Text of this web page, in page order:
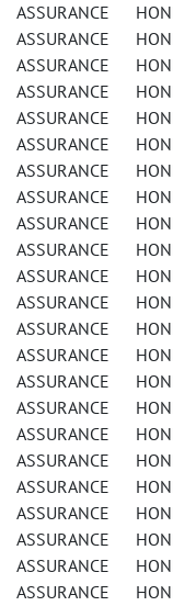
ASSURANCE
ASSURANCE
ASSURANCE
ASSURANCE
ASSURANCE
ASSURANCE
ASSURANCE
ASSURANCE
ASSURANCE
ASSURANCE
ASSURANCE
ASSURANCE
ASSURANCE
ASSURANCE
ASSURANCE
ASSURANCE
ASSURANCE
ASSURANCE
ASSURANCE
ASSURANCE
ASSURANCE
ASSURANCE
ASSURANCE